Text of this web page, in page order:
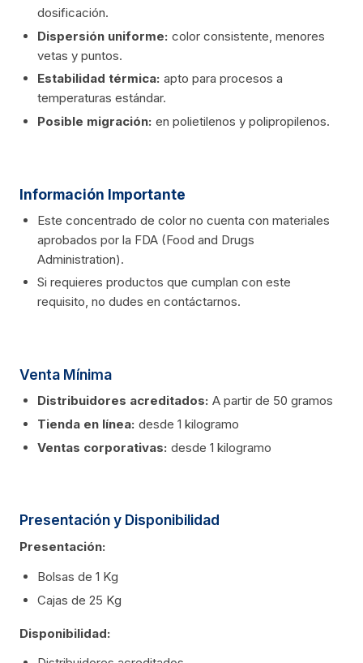
dosificación.
Dispersión uniforme: color consistente, menores
vetas y puntos.
Estabilidad térmica: apto para procesos a
temperaturas estándar.
Posible migración: en polietilenos y polipropilenos.
Información Importante
Este concentrado de color no cuenta con materiales
aprobados por la FDA (Food and Drugs
Administration).
Si requieres productos que cumplan con este
requisito, no dudes en contáctarnos.
Venta Mínima
Distribuidores acreditados: A partir de 50 gramos
Tienda en línea: desde 1 kilogramo
Ventas corporativas: desde 1 kilogramo
Presentación y Disponibilidad
Presentación:
Bolsas de 1 Kg
Cajas de 25 Kg
Disponibilidad: